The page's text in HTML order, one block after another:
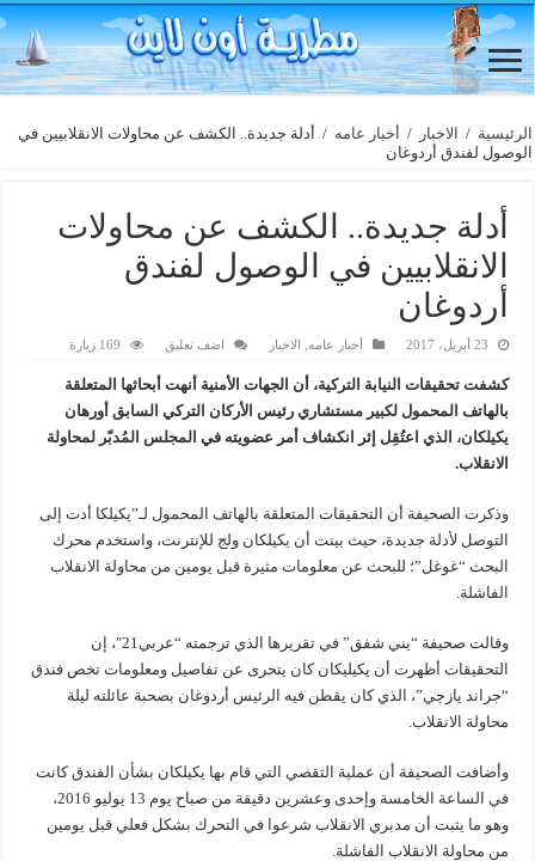
الرئيسية / الاخبار / أخبار عامه / أدلة جديدة.. الكشف عن محاولات الانقلابيين في
الوصول لفندق أردوغان
أدلة جديدة.. الكشف عن محاولات
الانقلابيين في الوصول لفندق
أردوغان
23 أبريل، 2017 أخبار عامه الاخبار اضف تعليق 169 زيارة
كشفت تحقيقات النيابة التركية، أن الجهات الأمنية أنهت أبحاثها المتعلقة
بالهاتف المحمول لكبير مستشاري رئيس الأركان التركي السابق أورهان
يكيلكان، الذي اعتُقِل إثر انكشاف أمر عضويته في المجلس المُدبّر لمحاولة
الانقلاب.
وذكرت الصحيفة أن التحقيقات المتعلقة بالهاتف المحمول لـ”يكيلكا أدت إلى
التوصل لأدلة جديدة، حيث بينت أن يكيلكان ولج للإنترنت، واستخدم محرك
البحث “غوغل”؛ للبحث عن معلومات مثيرة قبل يومين من محاولة الانقلاب
الفاشلة.
وقالت صحيفة “يني شفق” في تقريرها الذي ترجمته “عربي21″، إن
التحقيقات أظهرت أن يكيليكان كان يتحرى عن تفاصيل ومعلومات تخص فندق
“جراند يازجي”، الذي كان يقطن فيه الرئيس أردوغان بصحبة عائلته ليلة
محاولة الانقلاب.
وأضافت الصحيفة أن عملية التقصي التي قام بها يكيلكان بشأن الفندق كانت
في الساعة الخامسة وإحدى وعشرين دقيقة من صباح يوم 13 يوليو 2016،
وهو ما يثبت أن مدبري الانقلاب شرعوا في التحرك بشكل فعلي قبل يومين
من محاولة الانقلاب الفاشلة.